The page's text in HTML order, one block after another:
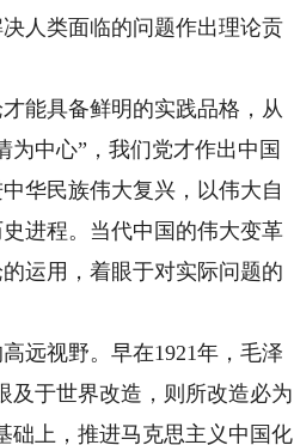
人类面临的问题作出理论贡
能具备鲜明的实践品格，从
中心”，我们党才作出中国
华民族伟大复兴，以伟大自
进程。当代中国的伟大变革
运用，着眼于对实际问题的
远视野。早在1921年，毛泽
及于世界改造，则所改造必为
础上，推进马克思主义中国化